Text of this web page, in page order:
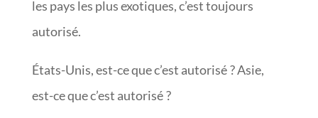
les pays les plus exotiques, c’est toujours
autorisé.
États-Unis, est-ce que c’est autorisé ? Asie,
est-ce que c’est autorisé ?